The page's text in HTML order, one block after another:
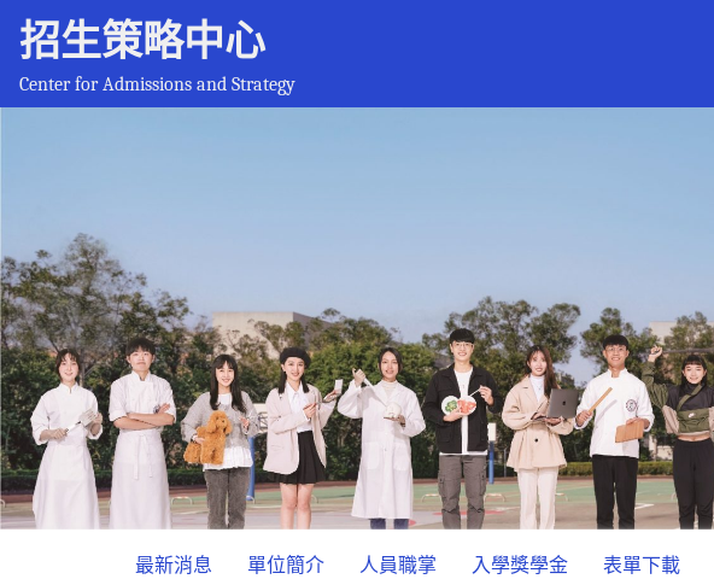
招生策略中心
Center for Admissions and Strategy
最新消息 單位簡介 人員職掌 入學獎學金 表單下載